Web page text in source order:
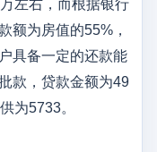
左右，而根据银行
额为房值的55%，
具备一定的还款能
款，贷款金额为49
为5733。